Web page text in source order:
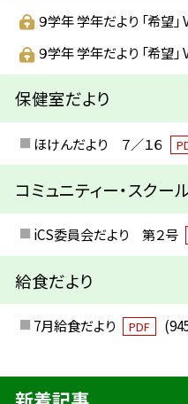
９学年 学年だより 「希望」
９学年 学年だより 「希望」
保健室だより
ほけんだより ７／１６
コミュニティー・スクー
iCS委員会だより 第２号
給食だより
7月給食だより PDF